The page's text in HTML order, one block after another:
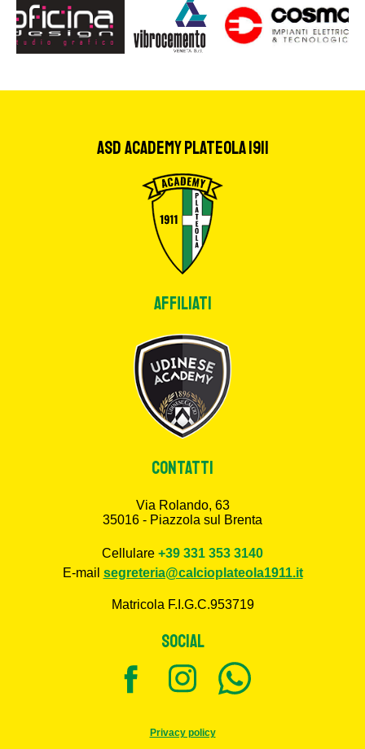
ASD Academy Plateola 1911
Affiliati
CONTATTI
Via Rolando, 63
35016 - Piazzola sul Brenta
Cellulare +39 331 353 3140
E-mail segreteria@calcioplateola1911.it
Matricola F.I.G.C.953719
SOCIAL
Privacy policy